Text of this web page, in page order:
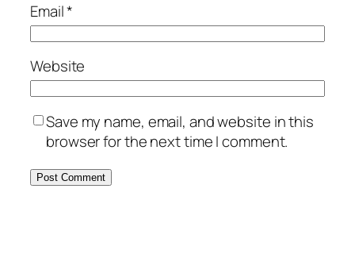
Email*
Website
Save my name, email, and website in this
browser for the next time I comment.